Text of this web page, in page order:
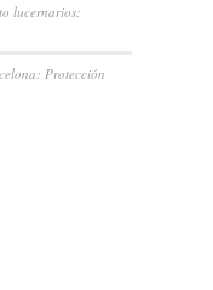
lucernarios:
Protección